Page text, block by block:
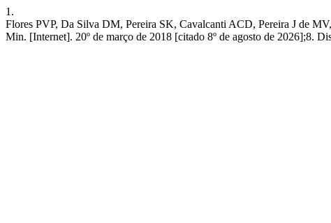
1.
Flores PVP, Da Silva DM, Pereira SK, Cavalcanti ACD, Pereira J de
Min. [Internet]. 20º de março de 2018 [citado 8º de agosto de 2026];8.